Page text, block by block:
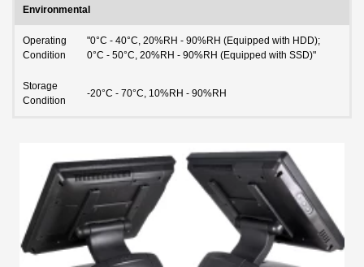
Environmental
Operating
Condition
"0°C - 40°C, 20%RH - 90%RH (Equipped with HDD);
0°C - 50°C, 20%RH - 90%RH (Equipped with SSD)"
Storage
Condition
-20°C - 70°C, 10%RH - 90%RH